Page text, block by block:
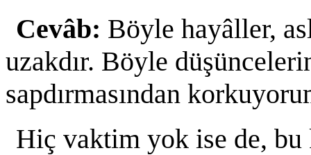
Cevâb: Böyle hayâller,
uzakdır. Böyle
sapdırmasından
Hiç vaktim yok ise de,